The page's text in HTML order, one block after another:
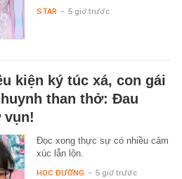
STAR - 5 giờ trước
kiện ký túc xá, con gái
than thở: Đau
vụn!
Đọc xong thực sự có nhiều cảm
xúc lẫn lộn.
HỌC ĐƯỜNG - 5 giờ trước